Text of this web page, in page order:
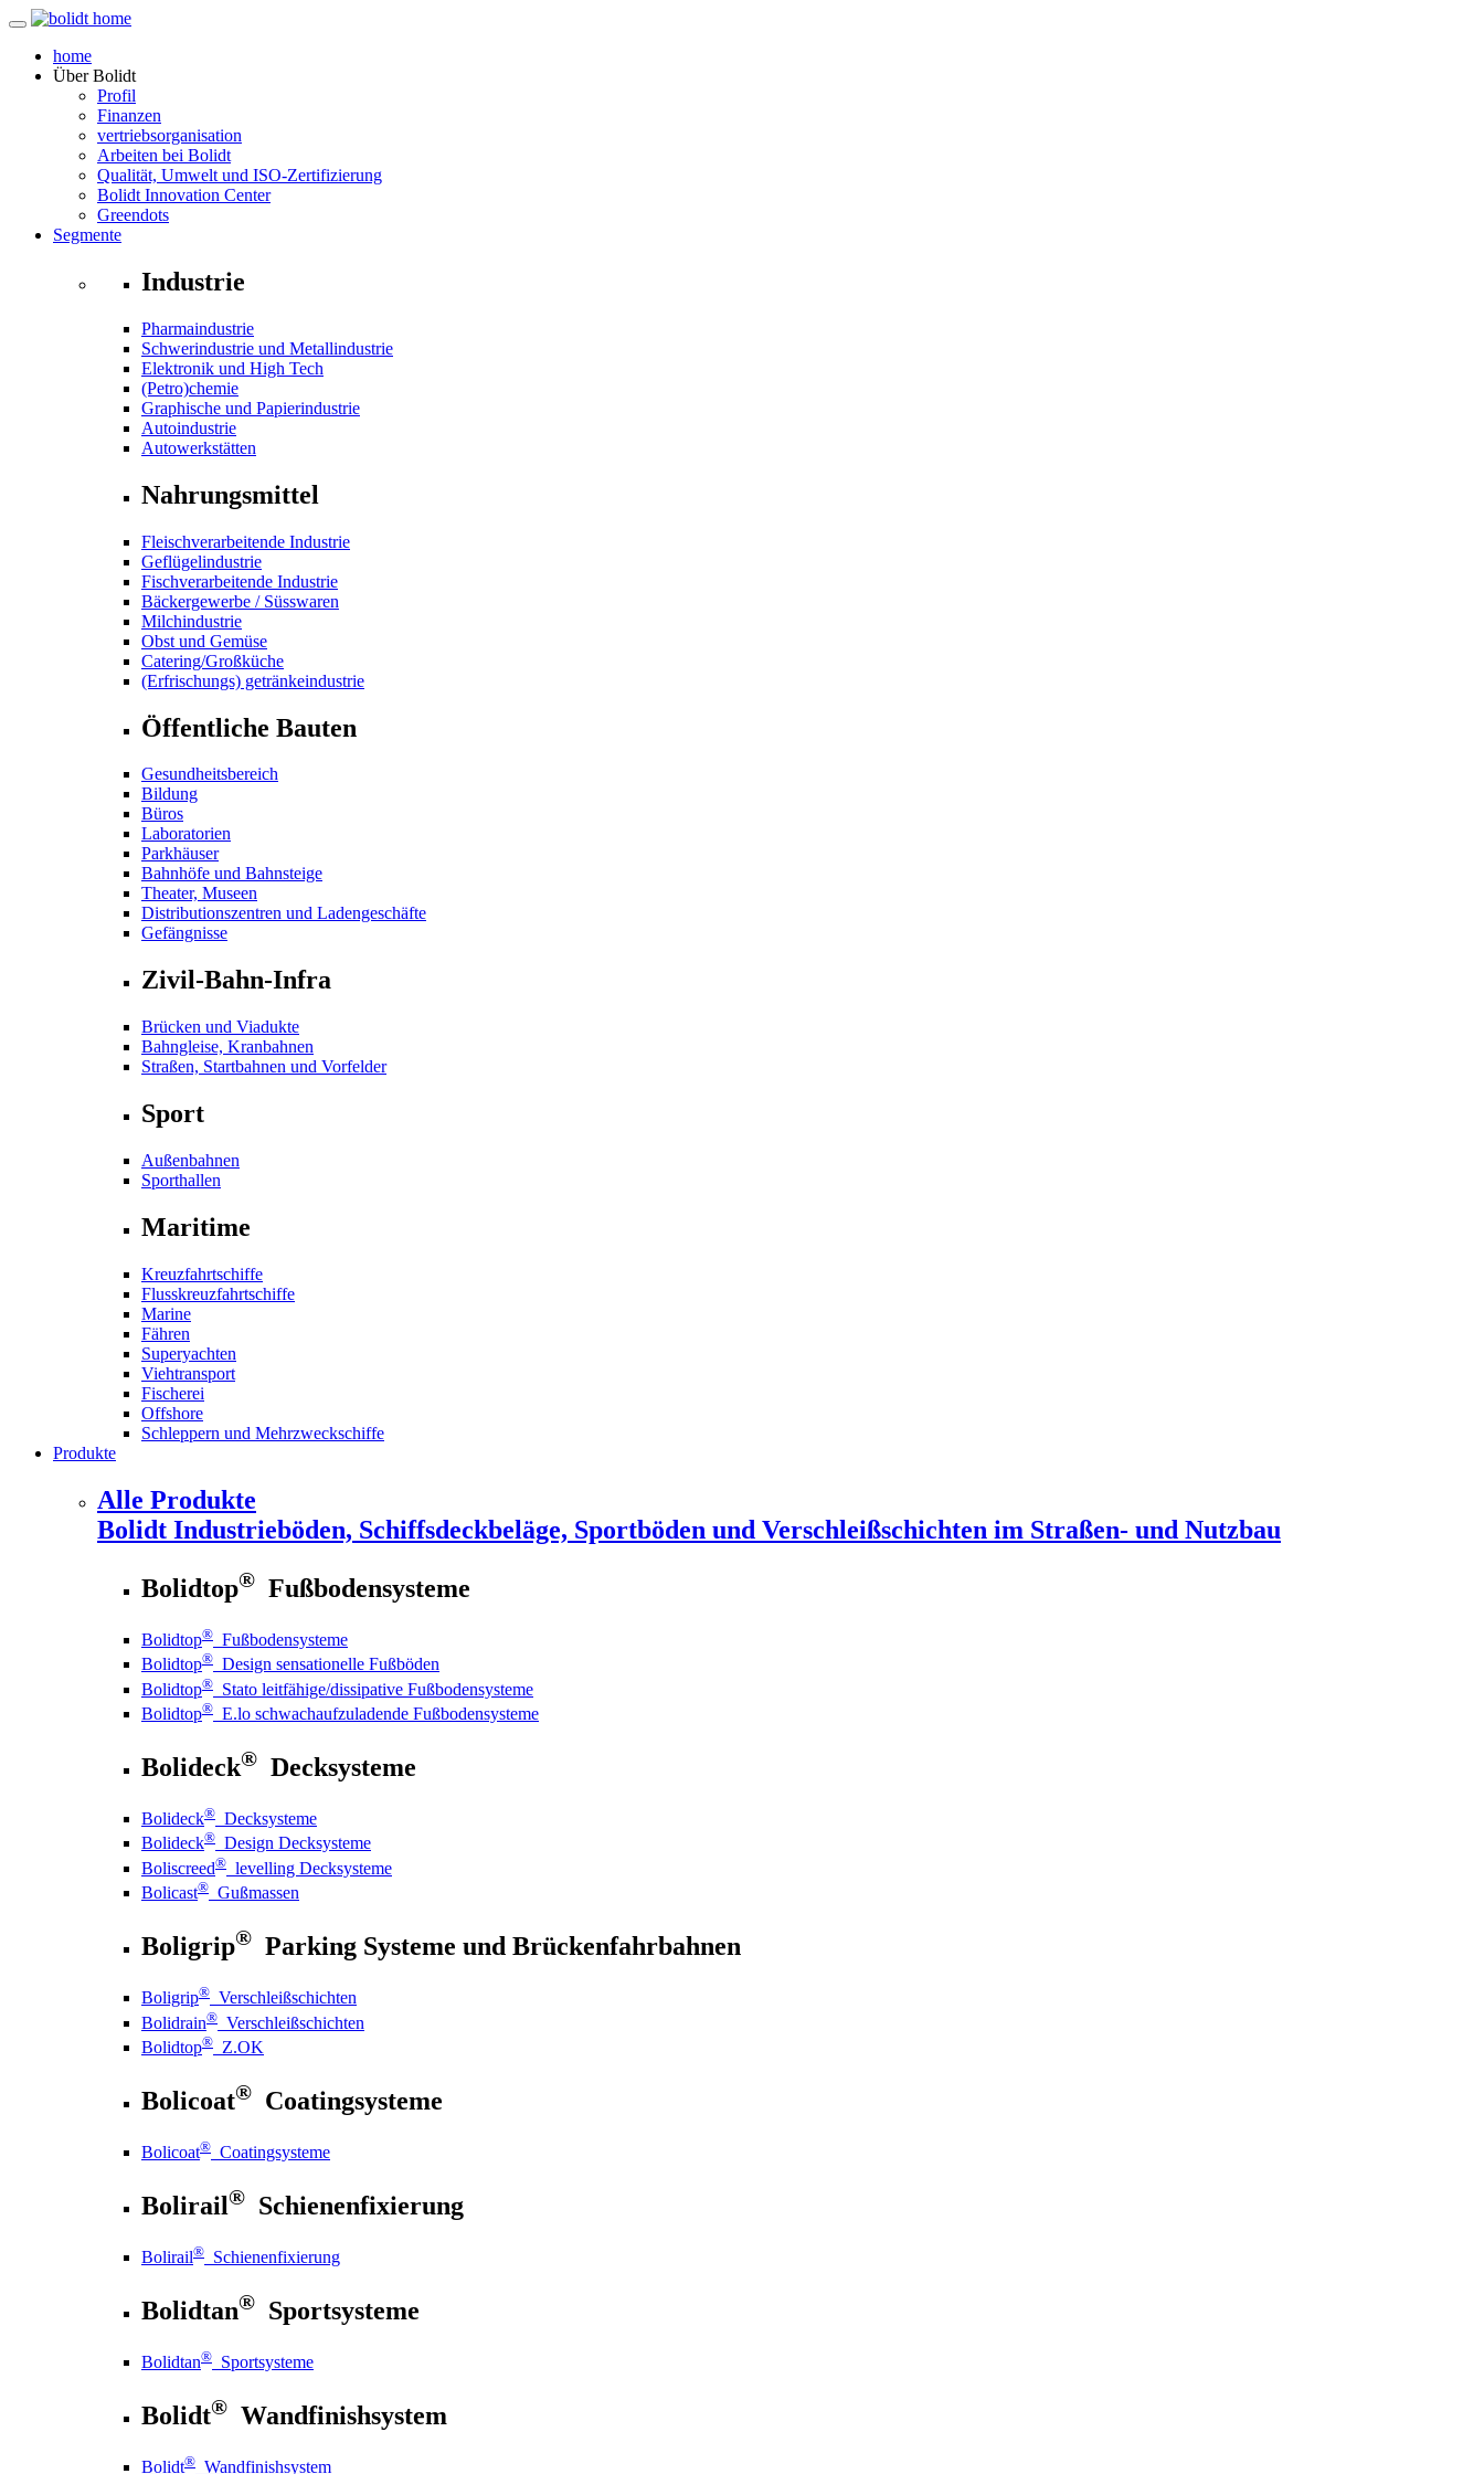
home
ÜberBolidt
Profil
Finanzen
vertriebsorganisation
Arbeiten bei Bolidt
Qualität, Umwelt und ISO-Zertifizierung
Bolidt Innovation Center
Greendots
Segmente
Industrie
Pharmaindustrie
Schwerindustrie und Metallindustrie
Elektronik und High Tech
(Petro)chemie
Graphische und Papierindustrie
Autoindustrie
Autowerkstätten
Nahrungsmittel
Fleischverarbeitende Industrie
Geflügelindustrie
Fischverarbeitende Industrie
Bäckergewerbe / Süsswaren
Milchindustrie
Obst und Gemüse
Catering/Großküche
(Erfrischungs) getränkeindustrie
Öffentliche Bauten
Gesundheitsbereich
Bildung
Büros
Laboratorien
Parkhäuser
Bahnhöfe und Bahnsteige
Theater, Museen
Distributionszentren und Ladengeschäfte
Gefängnisse
Zivil-Bahn-Infra
Brücken und Viadukte
Bahngleise, Kranbahnen
Straßen, Startbahnen und Vorfelder
Sport
Außenbahnen
Sporthallen
Maritime
Kreuzfahrtschiffe
Flusskreuzfahrtschiffe
Marine
Fähren
Superyachten
Viehtransport
Fischerei
Offshore
Schleppern und Mehrzweckschiffe
Produkte
Alle Produkte
Bolidt Industrieböden, Schiffsdeckbeläge, Sportböden und Verschleißschichten im Straßen- und Nutzbau
Bolidtop® Fußbodensysteme
Bolidtop® Fußbodensysteme
Bolidtop® Design sensationelle Fußböden
Bolidtop® Stato leitfähige/dissipative Fußbodensysteme
Bolidtop® E.lo schwachaufzuladende Fußbodensysteme
Bolideck® Decksysteme
Bolideck® Decksysteme
Bolideck® Design Decksysteme
Boliscreed® levelling Decksysteme
Bolicast® Gußmassen
Boligrip® Parking Systeme und Brückenfahrbahnen
Boligrip® Verschleißschichten
Bolidrain® Verschleißschichten
Bolidtop® Z.OK
Bolicoat® Coatingsysteme
Bolicoat® Coatingsysteme
Bolirail® Schienenfixierung
Bolirail® Schienenfixierung
Bolidtan® Sportsysteme
Bolidtan® Sportsysteme
Bolidt® Wandfinishsystem
Bolidt® Wandfinishsystem